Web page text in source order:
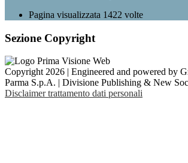
Pagina visualizzata 1422 volte
Sezione Copyright
Copyright 2026 | Engineered and powered by
Parma S.p.A. | Divisione Publishing & New
Disclaimer trattamento dati personali